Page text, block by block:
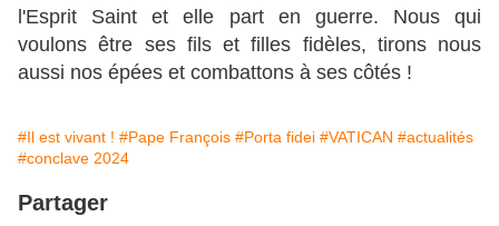
l'Esprit Saint et elle part en guerre. Nous qui
voulons être ses fils et filles fidèles, tirons nous
aussi nos épées et combattons à ses côtés !
#Il est vivant ! #Pape François #Porta fidei #VATICAN #actualités
#conclave 2024
Partager